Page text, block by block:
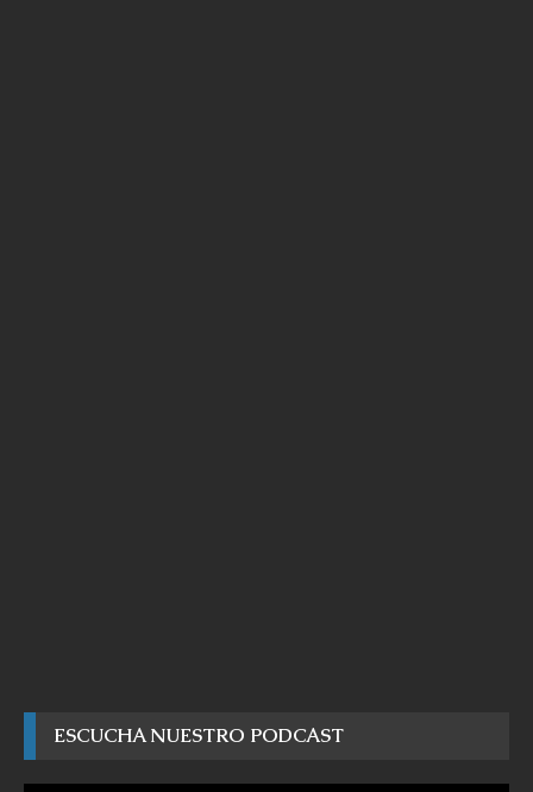
ESCUCHA NUESTRO PODCAST